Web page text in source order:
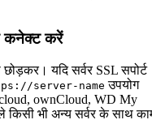
कनेक्ट करें
यदि सर्वर SSL सपोर्ट
server-name उपयोग
ownCloud, WD My
भी अन्य सर्वर के साथ